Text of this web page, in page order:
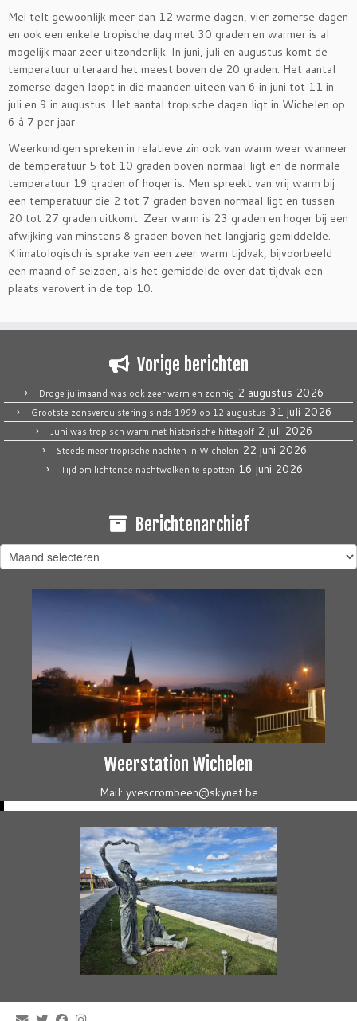
Mei telt gewoonlijk meer dan 12 warme dagen, vier zomerse dagen
en ook een enkele tropische dag met 30 graden en warmer is al
mogelijk maar zeer uitzonderlijk. In juni, juli en augustus komt de
temperatuur uiteraard het meest boven de 20 graden. Het aantal
zomerse dagen loopt in die maanden uiteen van 6 in juni tot 11 in
juli en 9 in augustus. Het aantal tropische dagen ligt in Wichelen op
6 à 7 per jaar
Weerkundigen spreken in relatieve zin ook van warm weer wanneer
de temperatuur 5 tot 10 graden boven normaal ligt en de normale
temperatuur 19 graden of hoger is. Men spreekt van vrij warm bij
een temperatuur die 2 tot 7 graden boven normaal ligt en tussen
20 tot 27 graden uitkomt. Zeer warm is 23 graden en hoger bij een
afwijking van minstens 8 graden boven het langjarig gemiddelde.
Klimatologisch is sprake van een zeer warm tijdvak, bijvoorbeeld
een maand of seizoen, als het gemiddelde over dat tijdvak een
plaats verovert in de top 10.
Vorige berichten
Droge julimaand was ook zeer warm en zonnig 2 augustus 2026
Grootste zonsverduistering sinds 1999 op 12 augustus 31 juli 2026
Juni was tropisch warm met historische hittegolf 2 juli 2026
Steeds meer tropische nachten in Wichelen 22 juni 2026
Tijd om lichtende nachtwolken te spotten 16 juni 2026
Berichtenarchief
Berichtenarchief
Weerstation Wichelen
Mail: yvescrombeen@skynet.be